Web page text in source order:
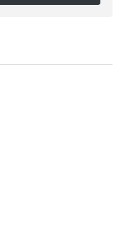
nas na Instagramie